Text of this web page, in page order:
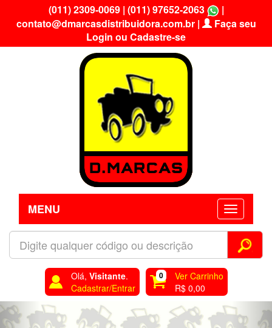
(011) 2309-0069| (011) 97652-2063
|
contato@dmarcasdistribuidora.com.br|
Faça seu
Login ou Cadastre-se
MENU
Olá, Visitante.
Cadastrar/Entrar
0
Ver Carrinho
R$ 0,00
Previous